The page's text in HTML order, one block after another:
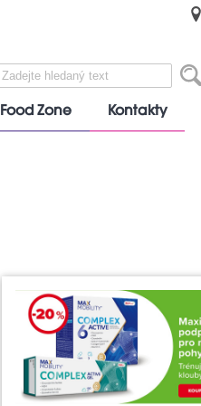
Food Zone Kontakty